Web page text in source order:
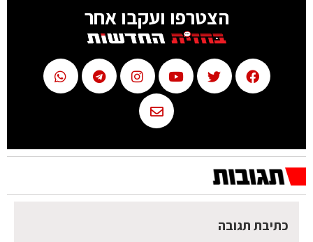
הצטרפו ועקבו אחר
כתיבת תגובה